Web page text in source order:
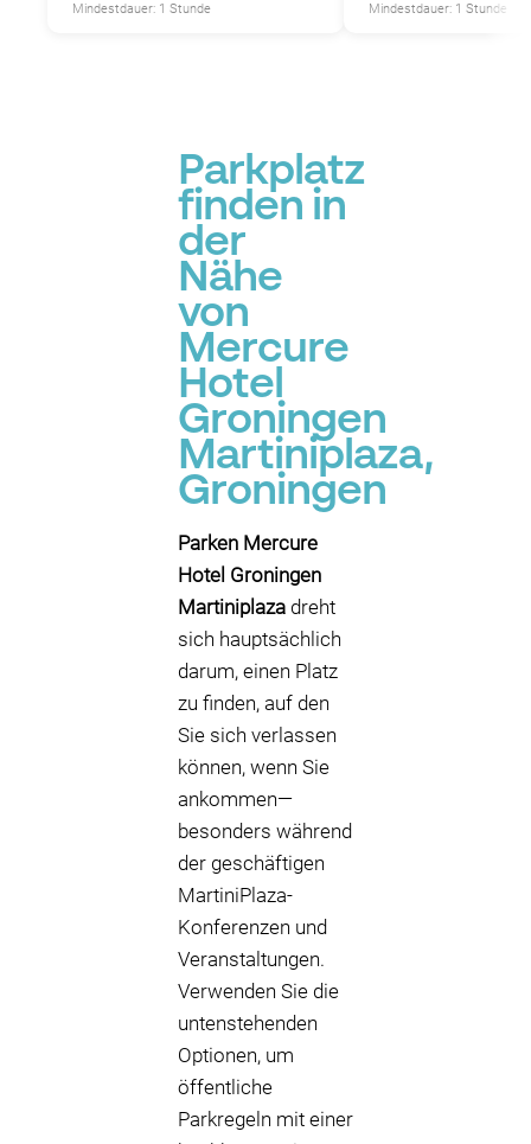
Mindestdauer: 1 Stunde
Mindestdauer: 1 Stunde
Parkplatz
finden in
der
Nähe
von
Mercure
Hotel
Groningen
Martiniplaza,
Groningen
Parken Mercure
Hotel Groningen
Martiniplaza dreht
sich hauptsächlich
darum, einen Platz
zu finden, auf den
Sie sich verlassen
können, wenn Sie
ankommen—
besonders während
der geschäftigen
MartiniPlaza-
Konferenzen und
Veranstaltungen.
Verwenden Sie die
untenstehenden
Optionen, um
öffentliche
Parkregeln mit einer